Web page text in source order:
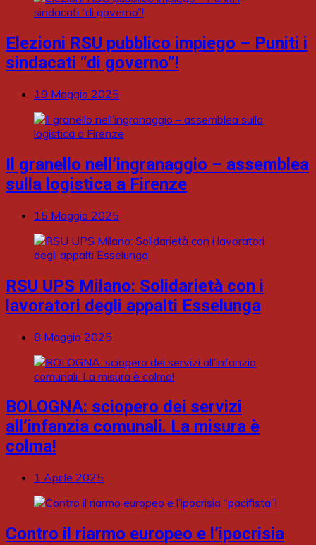
Elezioni RSU pubblico impiego – Puniti i
sindacati “di governo”!
19 Maggio 2025
Il granello nell’ingranaggio – assemblea
sulla logistica a Firenze
15 Maggio 2025
RSU UPS Milano: Solidarietà con i
lavoratori degli appalti Esselunga
8 Maggio 2025
BOLOGNA: sciopero dei servizi
all’infanzia comunali. La misura è
colma!
1 Aprile 2025
Contro il riarmo europeo e l’ipocrisia